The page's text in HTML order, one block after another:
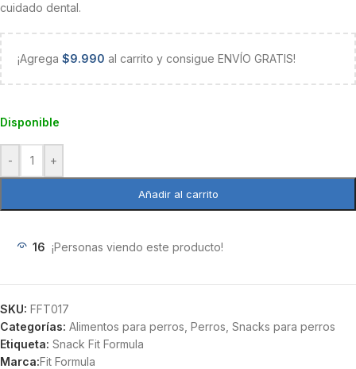
cuidado dental.
¡Agrega $9.990 al carrito y consigue ENVÍO GRATIS!
Disponible
- +
Añadir al carrito
16 ¡Personas viendo este producto!
SKU: FFT017
Categorías: Alimentos para perros Perros Snacks para perros
Etiqueta: Snack Fit Formula
Marca:Fit Formula